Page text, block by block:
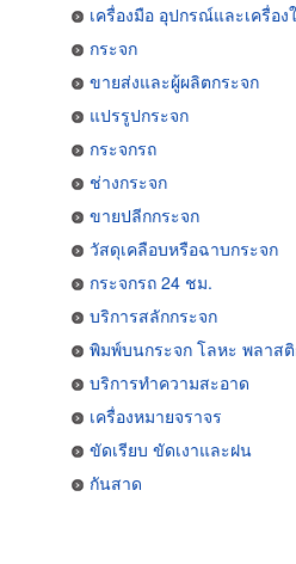
เครื่องมือ อุปกรณ์และเครื่อ
กระจก
ขายส่งและผู้ผลิตกระจก
แปรรูปกระจก
กระจกรถ
ช่างกระจก
ขายปลีกกระจก
วัสดุเคลือบหรือฉาบกระจก
กระจกรถ 24 ชม.
บริการสลักกระจก
พิมพ์บนกระจก โลหะ พลาส
บริการทำความสะอาด
เครื่องหมายจราจร
ขัดเรียบ ขัดเงาและฝน
กันสาด